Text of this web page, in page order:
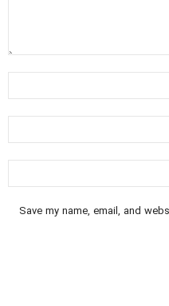
Save my name, email, and